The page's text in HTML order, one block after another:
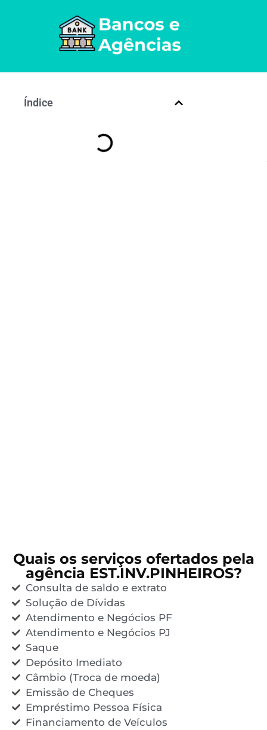
Índice
Quais os serviços ofertados pela
agência EST.INV.PINHEIROS?
Consulta de saldo e extrato
Solução de Dívidas
Atendimento e Negócios PF
Atendimento e Negócios PJ
Saque
Depósito Imediato
Câmbio (Troca de moeda)
Emissão de Cheques
Empréstimo Pessoa Física
Financiamento de Veículos